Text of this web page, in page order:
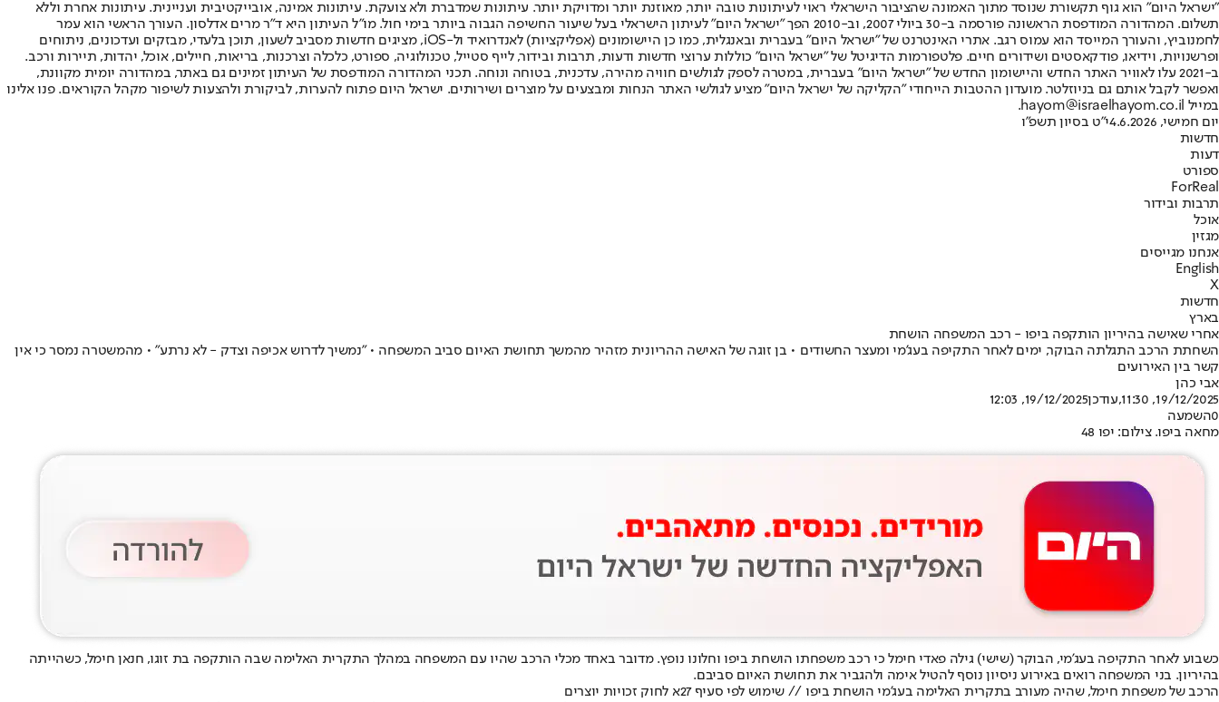
"ישראל היום" הוא גוף תקשורת שנוסד מתוך האמונה שהציבור הישראלי ראוי לעיתונות טובה יותר, מאוזנת יותר ומדויקת יותר. עיתונות שמדברת ולא צועקת. עיתונות אמינה, אובייקטיבית ועניינית. עיתונות אחרת וללא
תשלום. המהדורה המודפסת הראשונה פורסמה ב-30 ביולי 2007, וב-2010 הפך "ישראל היום" לעיתון הישראלי בעל שיעור החשיפה הגבוה ביותר בימי חול. מו"ל העיתון היא ד"ר מרים אדלסון. העורך הראשי הוא עמר
לחמנוביץ, והעורך המייסד הוא עמוס רגב. אתרי האינטרנט של "ישראל היום" בעברית ובאנגלית, כמו כן היישומונים (אפליקציות) לאנדרואיד ול-iOS, מציגים חדשות מסביב לשעון, תוכן בלעדי, מבזקים ועדכונים, ניתוחים
ופרשנויות, וידיאו, פודקאסטים ושידורים חיים. פלטפורמות הדיגיטל של "ישראל היום" כוללות ערוצי חדשות ודעות, תרבות ובידור, לייף סטייל, טכנולוגיה, ספורט, כלכלה וצרכנות, בריאות, חיילים, אוכל, יהדות, תיירות ורכב.
ב-2021 עלו לאוויר האתר החדש והיישומון החדש של "ישראל היום" בעברית, במטרה לספק לגולשים חוויה מהירה, עדכנית, בטוחה ונוחה. תכני המהדורה המודפסת של העיתון זמינים גם באתר, במהדורה יומית מקוונת,
ואפשר לקבל אותם גם בניוזלטר. מועדון ההטבות הייחודי "הקליקה של ישראל היום" מציע לגולשי האתר הנחות ומבצעים על מוצרים ושירותים. ישראל היום פתוח להערות, לביקורת ולהצעות לשיפור מקהל הקוראים. פנו אלינו
במייל hayom@israelhayom.co.il.
יום חמישי, 4.6.2026
י"ט בסיון תשפ"ו
חדשות
דעות
ספורט
ForReal
תרבות ובידור
אוכל
מגזין
אנחנו מגייסים
English
X
חדשות
בארץ
אחרי שאישה בהיריון הותקפה ביפו - רכב המשפחה הושחת
השחתת הרכב התגלתה הבוקר, ימים לאחר התקיפה בעג’מי ומעצר החשודים • בן זוגה של האישה ההריונית מזהיר מהמשך תחושת האיום סביב המשפחה • "נמשיך לדרוש אכיפה וצדק - לא נרתע” • מהמשטרה נמסר כי אין
קשר בין האירועים
אבי כהן
19/12/2025, 11:30
,עודכן19/12/2025, 12:03
0השמעה
מחאה ביפו. צילום: יפו 48
כשבוע לאחר התקיפה בעג’מי, הבוקר (שישי) גילה פאדי חימל כי רכב משפחתו הושחת ביפו וחלונו נופץ. מדובר באחד מכלי הרכב שהיו עם המשפחה במהלך התקרית האלימה שבה הותקפה בת זוגו, חנאן חימל, כשהייתה
בהיריון. בני המשפחה רואים באירוע ניסיון נוסף להטיל אימה ולהגביר את תחושת האיום סביבם.
הרכב של משפחת חימל, שהיה מעורב בתקרית האלימה בעג’מי הושחת ביפו // שימוש לפי סעיף 27א לחוק זכויות יוצרים